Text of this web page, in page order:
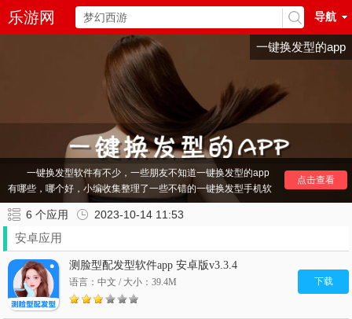
乐游网 导航
一键换发型的app
一键换发型软件有不少，一些朋友不知道一键换发型的app
有哪些，哪个好，小编收集整理了一些不错的一键换发型手机软
件，可以在这些软件中测试大量不同类型的发型，可以一键换发
型，看看自己适合哪种发型。
其他 相机app
点击查看
6 个应用 2023-10-14 11:53
安卓应用
测脸型配发型软件app 安卓版v3.3.4
语言：中文 / 大小：39.4M 下载